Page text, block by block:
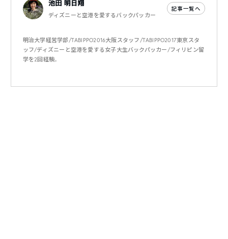
池田 明日翔
ディズニーと空港を愛するバックパッカー
記事一覧へ
明治大学経営学部/TABIPPO2016大阪スタッフ/TABIPPO2017東京スタ
ッフ/ディズニーと空港を愛する女子大生バックパッカー/フィリピン留
学を2回経験。